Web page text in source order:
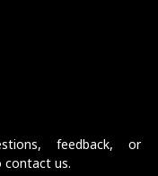
feedback, or
contact us.